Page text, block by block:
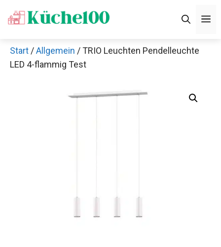
Inhalt
Start /Allgemein / TRIO Leuchten Pendelleuchte
LED 4-flammig Test